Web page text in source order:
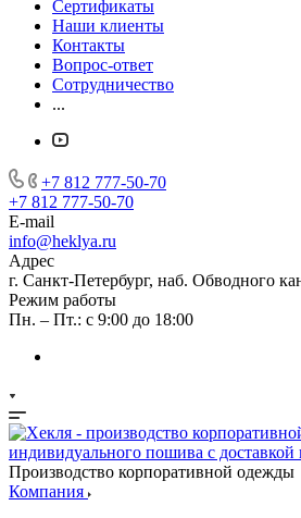
Сертификаты
Наши клиенты
Контакты
Вопрос-ответ
Сотрудничество
...
+7 812 777-50-70
+7 812 777-50-70
E-mail
info@heklya.ru
Адрес
г. Санкт-Петербург, наб. Обводного
Режим работы
Пн. – Пт.: с 9:00 до 18:00
Производство корпоративной одежды
Компания